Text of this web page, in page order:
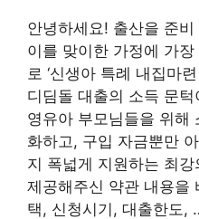
안녕하세요! 출산을 준
이를 맞이한 가정에 가
로 ‘신생아 특례 내집마
디딤돌 대출의 소득 문
영유아 부모님들을 위해
화하고, 구입 자금뿐만
지 폭넓게 지원하는 최
제공해주신 약관 내용을
택, 신청시기, 대출한도,